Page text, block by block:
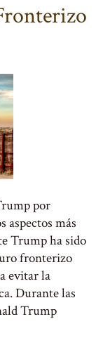
por
más
Trump ha sido
fronterizo
evitar la
Durante las
Trump